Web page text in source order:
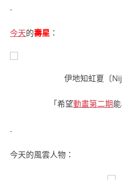
.
今天的壽星 ：
伊地知虹夏〔
「希望動畫第二期
.
今天的風雲人物：